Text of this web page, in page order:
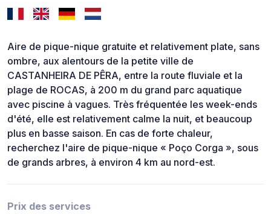
Aire de pique-nique gratuite et relativement plate, sans
ombre, aux alentours de la petite ville de
CASTANHEIRA DE PÊRA, entre la route fluviale et la
plage de ROCAS, à 200 m du grand parc aquatique
avec piscine à vagues. Très fréquentée les week-ends
d'été, elle est relativement calme la nuit, et beaucoup
plus en basse saison. En cas de forte chaleur,
recherchez l'aire de pique-nique « Poço Corga », sous
de grands arbres, à environ 4 km au nord-est.
Prix des services